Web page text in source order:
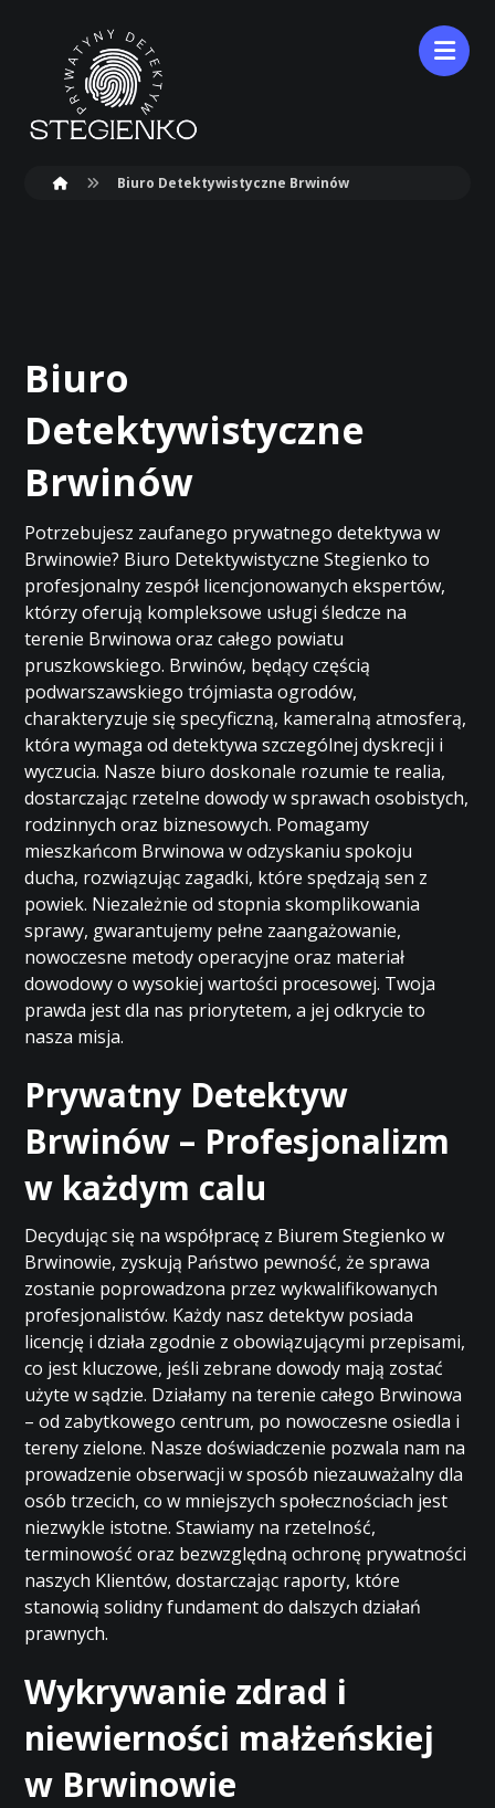
Biuro Detektywistyczne Brwinów
Biuro
Detektywistyczne
Brwinów
Potrzebujesz zaufanego prywatnego detektywa w
Brwinowie? Biuro Detektywistyczne Stegienko to
profesjonalny zespół licencjonowanych ekspertów,
którzy oferują kompleksowe usługi śledcze na
terenie Brwinowa oraz całego powiatu
pruszkowskiego. Brwinów, będący częścią
podwarszawskiego trójmiasta ogrodów,
charakteryzuje się specyficzną, kameralną atmosferą,
która wymaga od detektywa szczególnej dyskrecji i
wyczucia. Nasze biuro doskonale rozumie te realia,
dostarczając rzetelne dowody w sprawach osobistych,
rodzinnych oraz biznesowych. Pomagamy
mieszkańcom Brwinowa w odzyskaniu spokoju
ducha, rozwiązując zagadki, które spędzają sen z
powiek. Niezależnie od stopnia skomplikowania
sprawy, gwarantujemy pełne zaangażowanie,
nowoczesne metody operacyjne oraz materiał
dowodowy o wysokiej wartości procesowej. Twoja
prawda jest dla nas priorytetem, a jej odkrycie to
nasza misja.
Prywatny Detektyw
Brwinów – Profesjonalizm
w każdym calu
Decydując się na współpracę z Biurem Stegienko w
Brwinowie, zyskują Państwo pewność, że sprawa
zostanie poprowadzona przez wykwalifikowanych
profesjonalistów. Każdy nasz detektyw posiada
licencję i działa zgodnie z obowiązującymi przepisami,
co jest kluczowe, jeśli zebrane dowody mają zostać
użyte w sądzie. Działamy na terenie całego Brwinowa
– od zabytkowego centrum, po nowoczesne osiedla i
tereny zielone. Nasze doświadczenie pozwala nam na
prowadzenie obserwacji w sposób niezauważalny dla
osób trzecich, co w mniejszych społecznościach jest
niezwykle istotne. Stawiamy na rzetelność,
terminowość oraz bezwzględną ochronę prywatności
naszych Klientów, dostarczając raporty, które
stanowią solidny fundament do dalszych działań
prawnych.
Wykrywanie zdrad i
niewierności małżeńskiej
w Brwinowie